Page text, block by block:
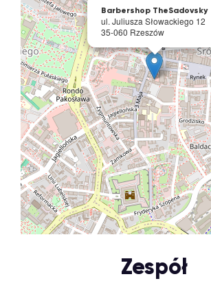
Barbershop TheSadovsky
ul. Juliusza Słowackiego 12
35-060 Rzeszów
Zespół